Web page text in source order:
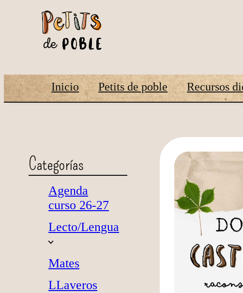
Inicio Petits de poble Recursos
Categorías
Agenda
curso 26-27
Lecto/Lengua
Mates
LLaveros